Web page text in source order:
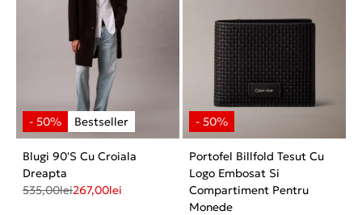
Blugi 90'S Cu Croiala
Dreapta
535,00lei267,00lei
Portofel Billfold Tesut Cu
Logo Embosat Si
Compartiment Pentru
Monede